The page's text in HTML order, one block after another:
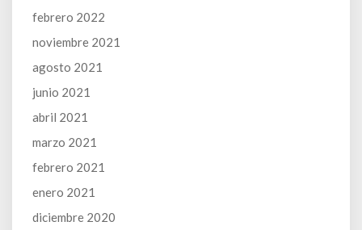
febrero 2022
noviembre 2021
agosto 2021
junio 2021
abril 2021
marzo 2021
febrero 2021
enero 2021
diciembre 2020